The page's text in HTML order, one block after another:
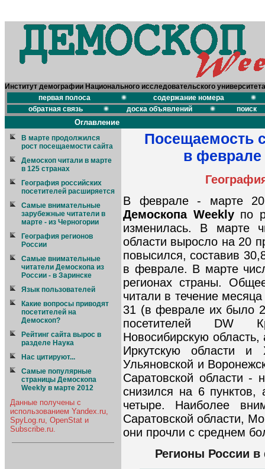
Институт демографии Национального исследовательского
первая полоса
содержание номера
обратная связь
доска объявлений поиск
Оглавление
В марте продолжился
рост посещаемости сайта
Демоскоп читали в марте
в 125 странах
География российских
посетителей расширяется
Самые внимательные
зарубежные читатели в
марте - из Черногории
География регионов
России
Cамые внимательные
читатели Демоскопа из
России - в Заринске
Язык пользователей
Какие вопросы приводят
посетителей на
Демоскоп?
Рейтинг сайта вырос в
разделе Наука
Нас цитируют...
Самые популярные
страницы Демоскопа
Weekly в марте 2012
Данные получены с
использованием Yandex.ru,
SpyLog.ru, OpenStat и
Subscribe.ru.
Посещаемость
в феврале
В феврале - марте
Демоскопа Weeklyпо
изменилась. В марте
области выросло на 20
повысился, составив
в феврале. В марте
регионах страны.
читали в течение
31 (в феврале их было
посетителей DW
Новосибирскую
Иркутскую области и
Ульяновской и
Саратовской области -
снизился на 6 пунктов,
четыре. Наиболее
Саратовской области,
они прочли с среднем
Регионы России в